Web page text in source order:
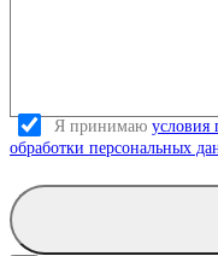
Я принимаю условия
обработки персональных